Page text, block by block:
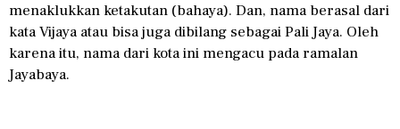
menaklukkan ketakutan (bahaya). Dan, nama berasal dari
kata Vijaya atau bisa juga dibilang sebagai Pali Jaya. Oleh
karena itu, nama dari kota ini mengacu pada ramalan
Jayabaya.